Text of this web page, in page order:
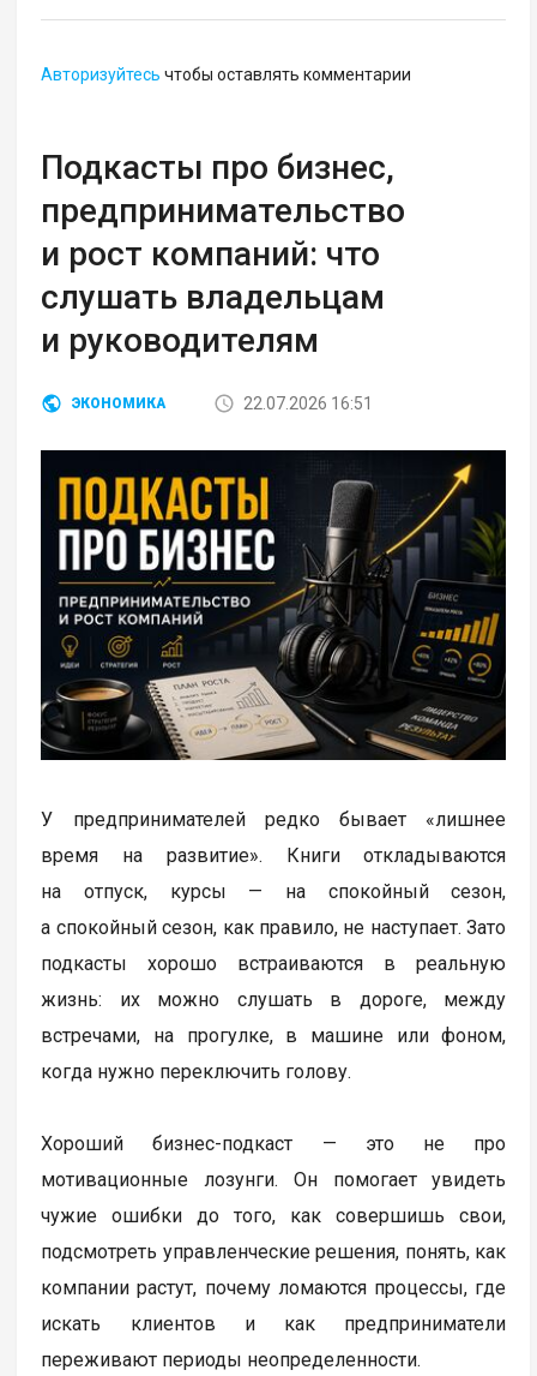
Авторизуйтесь чтобы оставлять комментарии
Подкасты про бизнес,
предпринимательство
и рост компаний: что
слушать владельцам
и руководителям
ЭКОНОМИКА 22.07.2026 16:51
У предпринимателей редко бывает «лишнее
время на развитие». Книги откладываются
на отпуск, курсы — на спокойный сезон,
а спокойный сезон, как правило, не наступает. Зато
подкасты хорошо встраиваются в реальную
жизнь: их можно слушать в дороге, между
встречами, на прогулке, в машине или фоном,
когда нужно переключить голову.
Хороший бизнес-подкаст — это не про
мотивационные лозунги. Он помогает увидеть
чужие ошибки до того, как совершишь свои,
подсмотреть управленческие решения, понять, как
компании растут, почему ломаются процессы, где
искать клиентов и как предприниматели
переживают периоды неопределенности.